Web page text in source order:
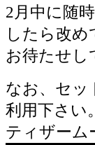
2月中に随
したら改め
お待たせし
なお、セッ
利用下さい。
ティザーム